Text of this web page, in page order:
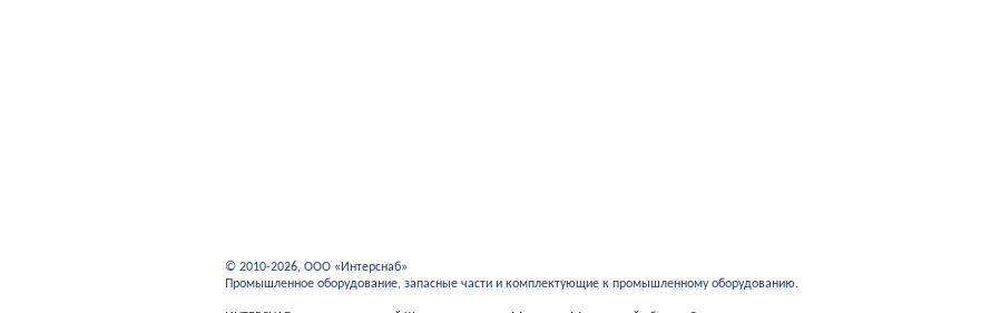
© 2010-2026, ООО «Интерснаб»
Промышленное оборудование, запасные части и комплектующие к промышленному оборудованию.